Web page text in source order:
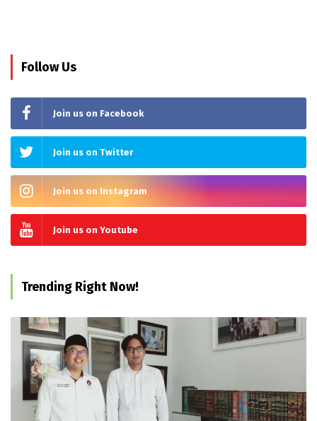
Follow Us
Join us on Facebook
Join us on Twitter
Join us on Instagram
Join us on Youtube
Trending Right Now!